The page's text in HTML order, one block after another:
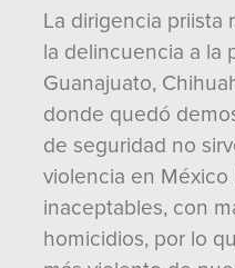
La dirigencia priista
la delincuencia a la
Guanajuato,
donde quedó
de seguridad no
violencia en México
inaceptables, con
homicidios, por lo